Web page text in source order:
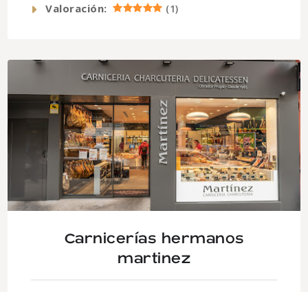
Valoración: (1)
Carnicerías hermanos
martinez